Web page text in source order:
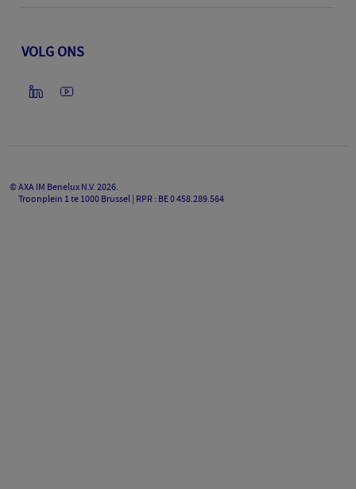
VOLG ONS
©AXA IM Benelux N.V.2026.
Troonplein 1 te 1000 Brussel | RPR : BE 0 458.289.564